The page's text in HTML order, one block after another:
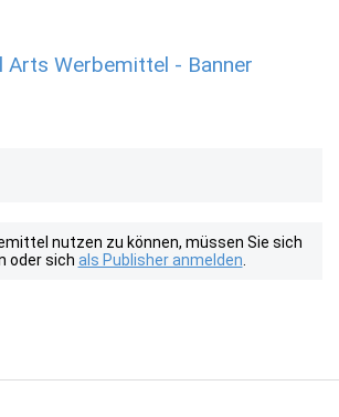
Arts Werbemittel - Banner
nutzen zu können, müssen Sie sich
oder sich als Publisher anmelden